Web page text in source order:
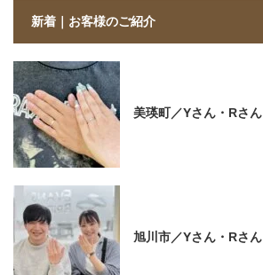
新着｜お客様のご紹介
美瑛町／Yさん・Rさん
旭川市／Yさん・Rさん